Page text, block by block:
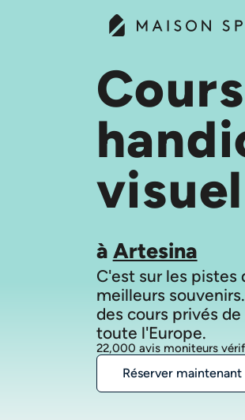
à Artesina
C'est sur les pistes
meilleurs
des cours privés
22,000 avis moniteurs
Réserver maintenant